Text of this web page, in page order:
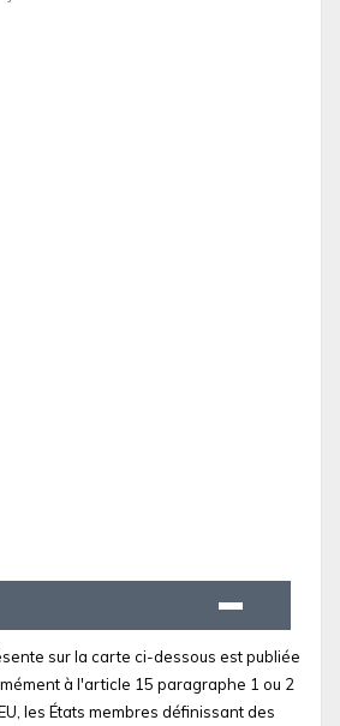
sur la carte ci-dessous est publiée
à l'article 15 paragraphe 1 ou 2
les États membres définissant des